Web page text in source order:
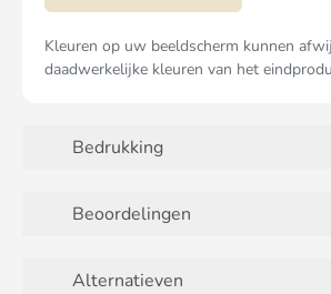
Kleuren op uw beeldscherm kunnen
daadwerkelijke kleuren van het
Bedrukking
Beoordelingen
Alternatieven